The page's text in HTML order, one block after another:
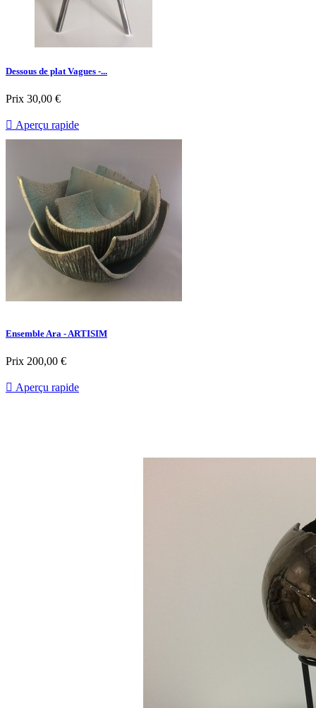
Dessous de plat Vagues -...
Prix 30,00 €
 Aperçu rapide
Ensemble Ara - ARTISIM
Prix 200,00 €
 Aperçu rapide